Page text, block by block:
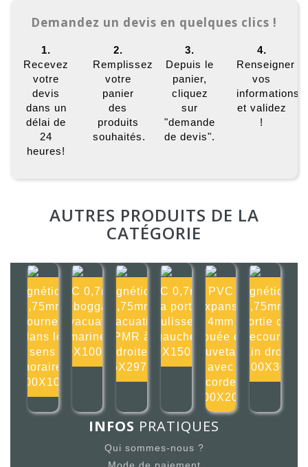
Demandez un devis en quelques clics !
1.
Recevez
votre
devis
dans un
délai de
24
heures!
2.
Remplissez
votre
panier
des
produits
souhaités.
3.
Depuis le
panier,
cliquez
sur
"demande
de devis".
4.
Renseigner
vos
informations
et validez
!
AUTRES PRODUITS DE LA
CATÉGORIE
Magnétique
0,75mm
Tournez
dans le
sens
horaire
100X100
PVC 0,7mm
Toboggan
d'évacuation
marine
100X100mm
Magnétique
0,75mm
Évacuation
PMR à
droite
105X297mm
PVC 0,7mm
La porte
coulisse à
gauche
150X150mm
PVC
Expansé
4mm
Bouée de
sauvetage
avec
corde
200X200
Magnétique
0,75mm
Sortie de
secours
main droite
300X30
INFOS PRATIQUES
Qui sommes-nous ?